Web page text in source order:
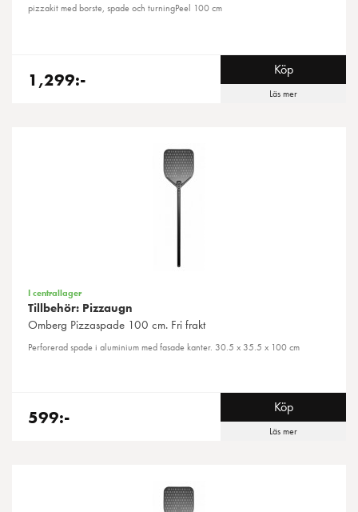
pizzakit med borste, spade och turningPeel 100 cm
1,299:- Köp
Läs mer
I centrallager
Tillbehör: Pizzaugn
Omberg Pizzaspade 100 cm. Fri frakt
Perforerad spade i aluminium med fasade kanter. 30.5 x 35.5 x 100 cm
599:- Köp
Läs mer